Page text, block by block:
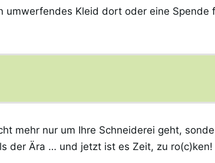
umwerfendes Kleid dort oder eine Spende
mehr nur um Ihre Schneiderei geht,
der Ära … und jetzt ist es Zeit, zu ro(c)ken!